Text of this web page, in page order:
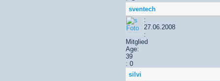
sventech
:
27.06.2008
:
Mitglied
Age:
39
: 0
silvi